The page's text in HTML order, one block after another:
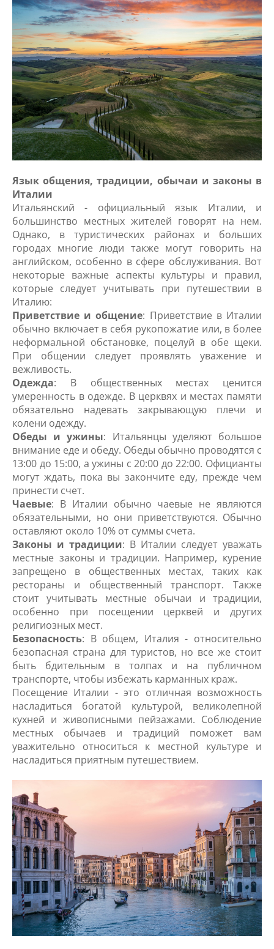
Язык общения, традиции, обычаи и законы в
Италии
Итальянский - официальный язык Италии, и
большинство местных жителей говорят на нем.
Однако, в туристических районах и больших
городах многие люди также могут говорить на
английском, особенно в сфере обслуживания. Вот
некоторые важные аспекты культуры и правил,
которые следует учитывать при путешествии в
Италию:
Приветствие и общение: Приветствие в Италии
обычно включает в себя рукопожатие или, в более
неформальной обстановке, поцелуй в обе щеки.
При общении следует проявлять уважение и
вежливость.
Одежда: В общественных местах ценится
умеренность в одежде. В церквях и местах памяти
обязательно надевать закрывающую плечи и
колени одежду.
Обеды и ужины: Итальянцы уделяют большое
внимание еде и обеду. Обеды обычно проводятся с
13:00 до 15:00, а ужины с 20:00 до 22:00. Официанты
могут ждать, пока вы закончите еду, прежде чем
принести счет.
Чаевые: В Италии обычно чаевые не являются
обязательными, но они приветствуются. Обычно
оставляют около 10% от суммы счета.
Законы и традиции: В Италии следует уважать
местные законы и традиции. Например, курение
запрещено в общественных местах, таких как
рестораны и общественный транспорт. Также
стоит учитывать местные обычаи и традиции,
особенно при посещении церквей и других
религиозных мест.
Безопасность: В общем, Италия - относительно
безопасная страна для туристов, но все же стоит
быть бдительным в толпах и на публичном
транспорте, чтобы избежать карманных краж.
Посещение Италии - это отличная возможность
насладиться богатой культурой, великолепной
кухней и живописными пейзажами. Соблюдение
местных обычаев и традиций поможет вам
уважительно относиться к местной культуре и
насладиться приятным путешествием.